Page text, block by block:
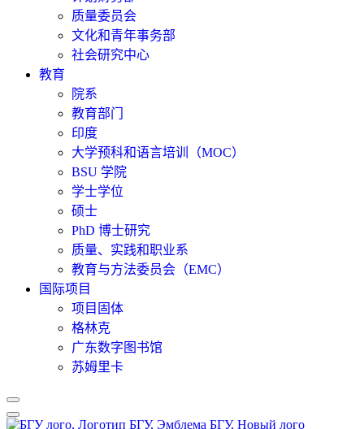
质量委员会
文化和青年事务部
社会研究中心
教育
院系
教育部门
印度
大学预科和语言培训（MOC）
BSU 学院
学士学位
硕士
PhD 博士研究
质量、实践和职业系
教育与方法委员会（EMC）
国际项目
项目固体
格林克
广东数字图书馆
苏姆里卡
导